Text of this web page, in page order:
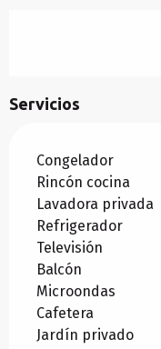
Servicios
Congelador
Rincón cocina
Lavadora privada
Refrigerador
Televisión
Balcón
Microondas
Cafetera
Jardín privado